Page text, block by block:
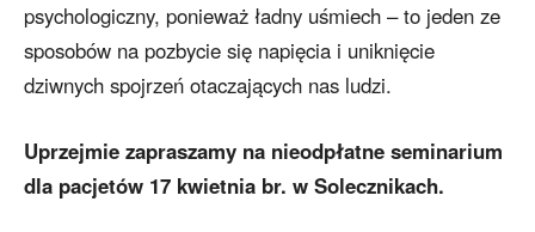
psychologiczny, ponieważ ładny uśmiech – to jeden ze
sposobów na pozbycie się napięcia i uniknięcie
dziwnych spojrzeń otaczających nas ludzi.
Uprzejmie zapraszamy na nieodpłatne seminarium
dla pacjetów 17 kwietnia br. w Solecznikach.